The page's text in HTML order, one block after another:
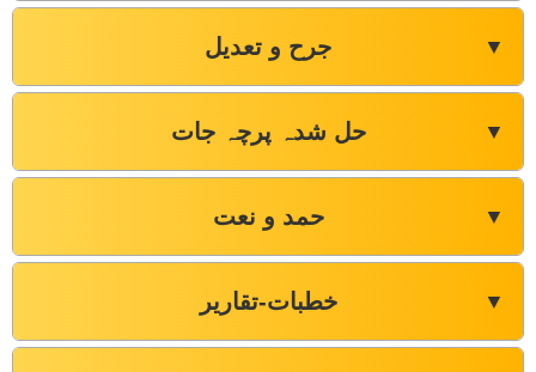
جرح و تعدیل ▼
حل شدہ پرچہ جات ▼
حمد و نعت ▼
خطبات-تقاریر ▼